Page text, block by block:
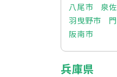
八尾市
泉
羽曳野市
阪南市
兵庫県